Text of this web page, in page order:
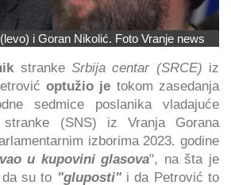
i Goran Nikolić. Foto Vranje news
strankeSrbija centar (SRCE) iz
optužio je tokom zasedanja
sedmice poslanika vladajuće
stranke (SNS) iz Vranja Gorana
izborima 2023. godine
u kupovini glasova", na šta je
da su to "gluposti"i da Petrović to